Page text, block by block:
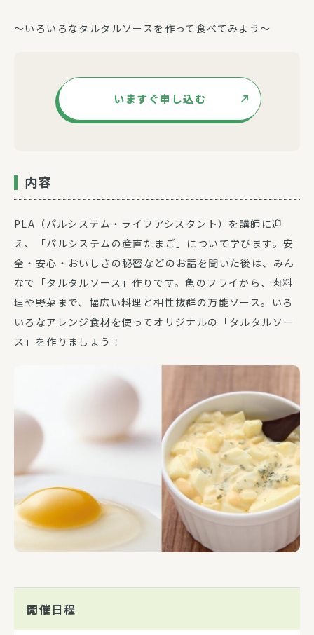
～いろいろなタルタルソースを作って食べてみよう～
いますぐ申し込む
内容
PLA（パルシステム・ライフアシスタント）を講師に迎
え、「パルシステムの産直たまご」について学びます。安
全・安心・おいしさの秘密などのお話を聞いた後は、みん
なで「タルタルソース」作りです。魚のフライから、肉料
理や野菜まで、幅広い料理と相性抜群の万能ソース。いろ
いろなアレンジ食材を使ってオリジナルの「タルタルソー
ス」を作りましょう！
開催日程